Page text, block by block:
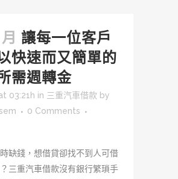
讓每一位客戶
快速而又簡單的
需週轉金
03:21h in 三重汽車借款 by
0 Comments
缺錢，想借貸卻找不到人可借
三重汽車借款沒有銀行繁瑣手